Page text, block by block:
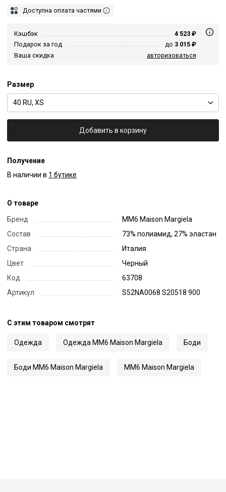
Доступна оплата частями
Кэшбэк
4 523 ₽
Подарок за год
до 3 015 ₽
Ваша скидка
авторизоваться
Размер
40 RU, XS
Добавить в корзину
Получение
В наличии в 1 бутике
О товаре
Бренд
MM6 Maison Margiela
Состав
73% полиамид, 27% эластан
Страна
Италия
Цвет
Черный
Код
63708
Артикул
S52NA0068 S20518 900
С этим товаром смотрят
Одежда Одежда MM6 Maison Margiela Боди
Боди MM6 Maison Margiela MM6 Maison Margiela